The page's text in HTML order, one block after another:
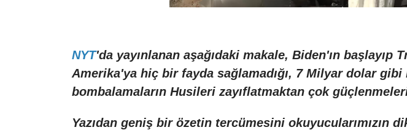
NYT'da yayınlanan aşağıdaki makale, Biden'ın başlayıp
Amerika'ya hiç bir fayda sağlamadığı, 7 Milyar dolar
bombalamaların Husileri zayıflatmaktan çok
Yazıdan geniş bir özetin tercümesini okuyucularımızın